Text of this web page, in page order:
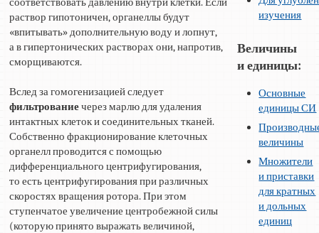
раствор гипотоничен, органеллы будут
«впитывать» дополнительную воду и лопнут,
а в гипертонических растворах они, напротив,
сморщиваются.
Вслед за гомогенизацией следует
фильтрованиечерез марлю для удаления
интактных клеток и соединительных тканей.
Собственно фракционирование клеточных
органелл проводится с помощью
дифференциального центрифугирования,
то есть центрифугирования при различных
скоростях вращения ротора. При этом
ступенчатое увеличение центробежной силы
(которую принято выражать величиной,
изучения
Величины
и единицы:
Основные
единицы СИ
величины
Множители
и приставки
для кратных
и дольных
единиц